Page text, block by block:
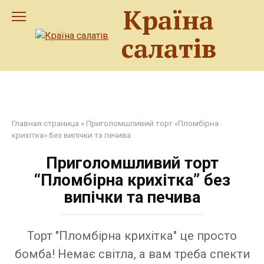
Країна
салатів
Главная страница » Приголомшливий торт «Пломбірна
крихітка» без випічки та печива
Приголомшливий торт
“Пломбірна крихітка” без
випічки та печива
Торт "Пломбірна крихітка" це просто
бомба! Немає світла, а вам треба спекти